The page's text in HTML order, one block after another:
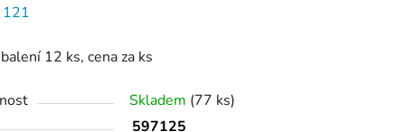
121
12 ks, cena za ks
Skladem (77 ks)
597125